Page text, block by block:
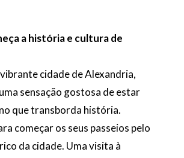
a história e cultura de
cidade de Alexandria,
sensação gostosa de estar
que transborda história.
começar os seus passeios pelo
da cidade. Uma visita à